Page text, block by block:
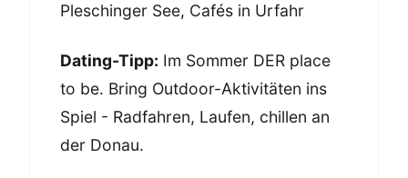
Pleschinger See, Cafés in Urfahr
Dating-Tipp: Im Sommer DER place
to be. Bring Outdoor-Aktivitäten ins
Spiel - Radfahren, Laufen, chillen an
der Donau.